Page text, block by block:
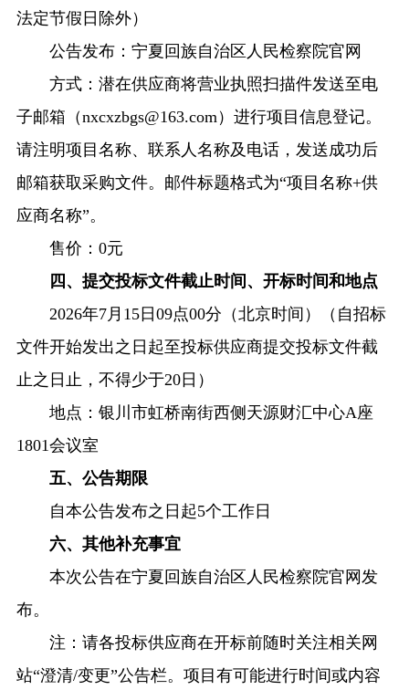
法定节假日除外）
公告发布：宁夏回族自治区人民检察院官网
方式：潜在供应商将营业执照扫描件发送至电
子邮箱（nxcxzbgs@163.com）进行项目信息登记。
请注明项目名称、联系人名称及电话，发送成功后
邮箱获取采购文件。邮件标题格式为“项目名称+供
应商名称”。
售价：0元
四、提交投标文件截止时间、开标时间和地点
2026年7月15日09点00分（北京时间）（自招标
文件开始发出之日起至投标供应商提交投标文件截
止之日止，不得少于20日）
地点：银川市虹桥南街西侧天源财汇中心A座
1801会议室
五、公告期限
自本公告发布之日起5个工作日
六、其他补充事宜
本次公告在宁夏回族自治区人民检察院官网发
布。
注：请各投标供应商在开标前随时关注相关网
站“澄清/变更”公告栏。项目有可能进行时间或内容